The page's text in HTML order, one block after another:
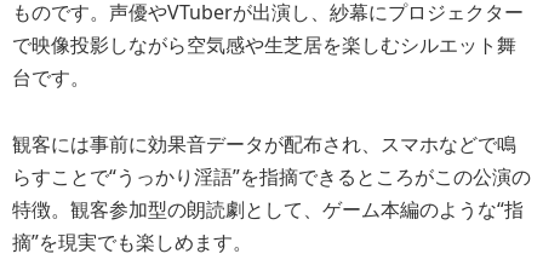
ものです。声優やVTuberが出演し、紗幕にプロジェクター
で映像投影しながら空気感や生芝居を楽しむシルエット舞
台です。
観客には事前に効果音データが配布され、スマホなどで鳴
らすことで“うっかり淫語”を指摘できるところがこの公演の
特徴。観客参加型の朗読劇として、ゲーム本編のような“指
摘”を現実でも楽しめます。